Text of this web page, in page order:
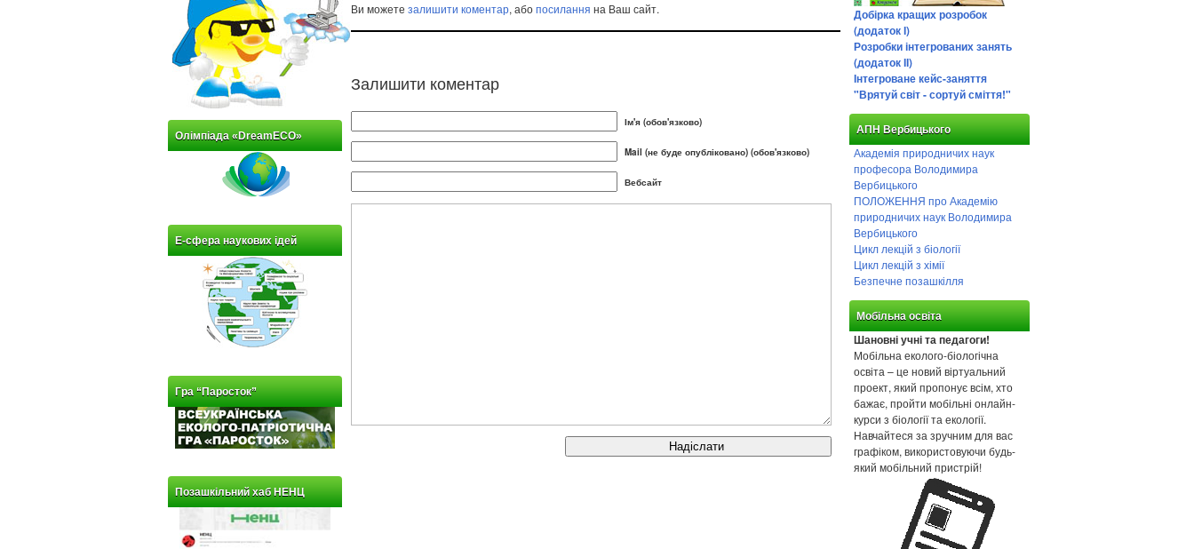
Олімпіада «DreamECO»
Е-сфера наукових ідей
Гра “Паросток”
Позашкільний хаб НЕНЦ
Ви можете залишити коментар, абопосилання на Ваш сайт.
Залишити коментар
Ім'я (обов'язково)
Mail (не буде опубліковано) (обов'язково)
Вебсайт
Добірка кращих розробок
(додаток І)
Розробки інтегрованих занять
(додаток ІІ)
Інтегроване кейс-заняття
"Врятуй світ - сортуй сміття!"
АПН Вербицького
Академія природничих наук
професора Володимира
Вербицького
ПОЛОЖЕННЯ про Академію
природничих наук Володимира
Вербицького
Цикл лекцій з біології
Цикл лекцій з хімії
Безпечне позашкілля
Мобільна освіта
Шановні учні та педагоги!
Мобільна еколого-біологічна
освіта – це новий віртуальний
проект, який пропонує всім, хто
бажає, пройти мобільні онлайн-
курси з біології та екології.
Навчайтеся за зручним для вас
графіком, використовуючи будь-
який мобільний пристрій!